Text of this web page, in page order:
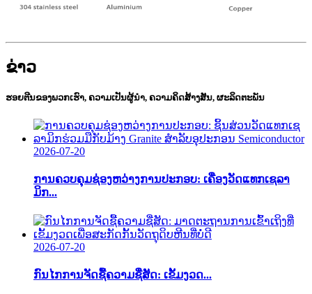
ຂ່າວ
ຮອຍຕີນຂອງພວກເຮົາ, ຄວາມເປັນຜູ້ນຳ, ຄວາມຄິດສ້າງສັນ, ຜະລິດຕະພັນ
2026-07-20
ການຄວບຄຸມຊ່ອງຫວ່າງການປະກອບ: ເຄື່ອງວັດແທກເຊລາ
ມິກ...
2026-07-20
ກົນໄກການຈັດຊື້ຄວາມຊື່ສັດ: ເຂັ້ມງວດ...